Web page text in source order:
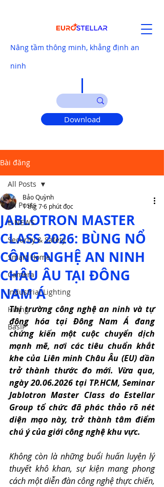
Nâng tầm thông minh, khẳng định an
ninh
Download
Bài đăng
All Posts
E-NEWS
Security & Safety
Smart Home
Camera
Industrial Lighting
Hiring
BasIP
All Posts
JABLOTRON MASTER
CLASS 2026: BÙNG NỔ
CÔNG NGHỆ AN NINH
CHÂU ÂU TẠI ĐÔNG
NAM Á
Bảo Quỳnh
1 thg 76 phút đọc
Thị trường công nghệ an ninh và tự
động hóa tại Đông Nam Á đang
chứng kiến một cuộc chuyển dịch
mạnh mẽ, nơi các tiêu chuẩn khắt
khe của Liên minh Châu Âu (EU) dần
trở thành thước đo mới. Vừa qua,
ngày 20.06.2026 tại TP.HCM, Seminar
Jablotron Master Class do Estellar
Group tổ chức đã phác thảo rõ nét
diện mạo này, trở thành tâm điểm
chú ý của giới công nghệ khu vực.
Không còn là những buổi huấn luyện lý
thuyết khô khan, sự kiện mang phong
cách một diễn đàn công nghệ thực chiến,